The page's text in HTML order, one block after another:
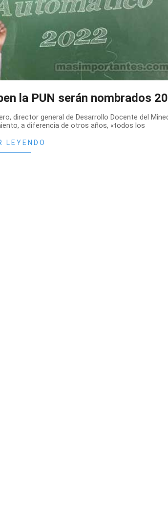
la PUN serán nombrados
director general de Desarrollo Docente del
a diferencia de otros años, «todos los
LEYENDO